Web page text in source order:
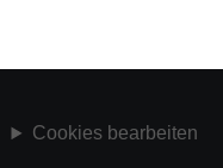
Cookies bearbeiten